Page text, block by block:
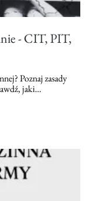
- CIT, PIT,
Poznaj zasady
jaki…